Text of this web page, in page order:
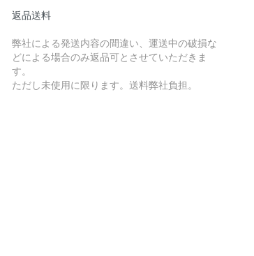
返品送料
弊社による発送内容の間違い、運送中の破損な
どによる場合のみ返品可とさせていただきま
す。
ただし未使用に限ります。送料弊社負担。